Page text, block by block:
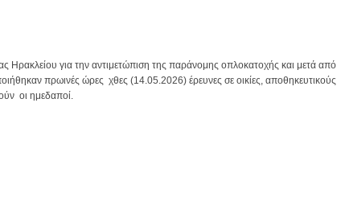
Ηρακλείου για την αντιμετώπιση της παράνομης οπλοκατοχής και μετά από
πρωινές ώρες  χθες (14.05.2026) έρευνες σε οικίες, αποθηκευτικούς
οι ημεδαποί.